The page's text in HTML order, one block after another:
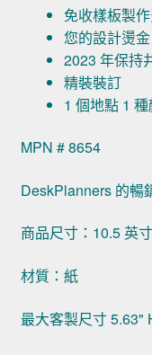
免收樣板製
您的設計燙金
2023 年保持
精裝裝訂
1 個地點 1
MPN # 8654
DeskPlanners 的暢
商品尺寸：10.5 英
材質：紙
最大客製尺寸 5.63"